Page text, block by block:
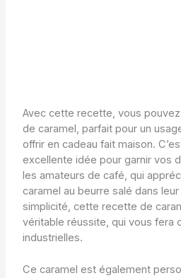
Avec cette recette, vous
de caramel, parfait pour un
offrir en cadeau fait maison.
excellente idée pour garnir vos
les amateurs de café, qui
caramel au beurre salé dans
simplicité, cette recette de
véritable réussite, qui vous fera
industrielles.
Ce caramel est également